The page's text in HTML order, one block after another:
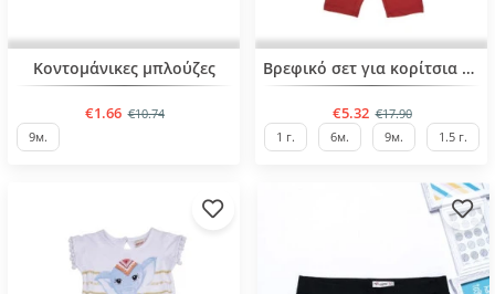
BESTSELLER
Κοντομάνικες μπλούζες
€1.66 €10.74
9м.
Βρεφικό σετ για κορίτσια από 6 έως 18 μηνών
€5.32 €17.90
1 г. 6м. 9м. 1.5 г.